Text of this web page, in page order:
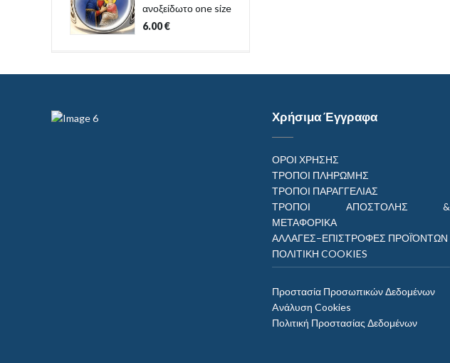
ανοξείδωτο one size
6.00€
Χρήσιμα Έγγραφα
ΟΡΟΙ ΧΡΗΣΗΣ
ΤΡΟΠΟΙ ΠΛΗΡΩΜΗΣ
ΤΡΟΠΟΙ ΠΑΡΑΓΓΕΛΙΑΣ
ΤΡΟΠΟΙ ΑΠΟΣΤΟΛΗΣ &
ΜΕΤΑΦΟΡΙΚΑ
ΑΛΛΑΓΕΣ–ΕΠΙΣΤΡΟΦΕΣ ΠΡΟΪΌΝΤΩΝ
ΠΟΛΙΤΙΚΗ COOKIES
Προστασία Προσωπικών Δεδομένων
Aνάλυση Cookies
Πολιτική Προστασίας Δεδομένων